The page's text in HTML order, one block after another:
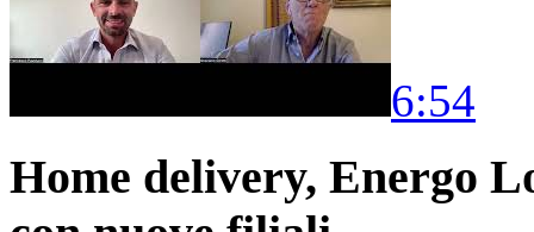
6:54
Home delivery, Energo